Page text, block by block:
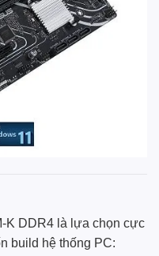
K DDR4 là lựa chọn cực
build hệ thống PC: